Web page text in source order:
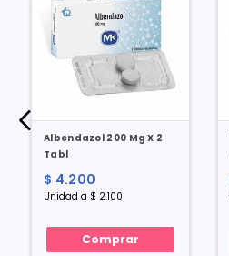
Albendazol 200 Mg X 2
Tabl
$ 4.200
Unidad a $ 2.100
Comprar